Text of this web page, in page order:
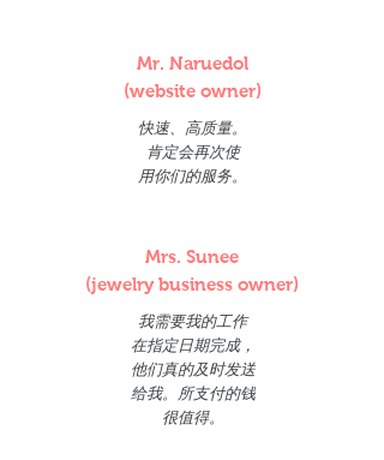
Mr. Naruedol
(website owner)
快速、高质量。
肯定会再次使
用你们的服务。
Mrs. Sunee
(jewelry business owner)
我需要我的工作
在指定日期完成，
他们真的及时发送
给我。所支付的钱
很值得。